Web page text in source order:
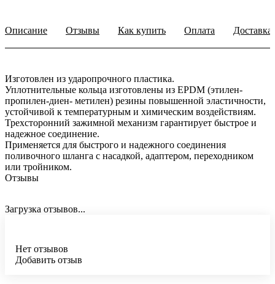
Описание Отзывы Как купить Оплата Доставка
Изготовлен из ударопрочного пластика.
Уплотнительные кольца изготовлены из EPDM (этилен-
пропилен-диен- метилен) резины повышенной эластичности,
устойчивой к температурным и химическим воздействиям.
Трехсторонний зажимной механизм гарантирует быстрое и
надежное соединение.
Применяется для быстрого и надежного соединения
поливочного шланга с насадкой, адаптером, переходником
или тройником.
Отзывы
Загрузка отзывов...
Нет отзывов
Добавить отзыв